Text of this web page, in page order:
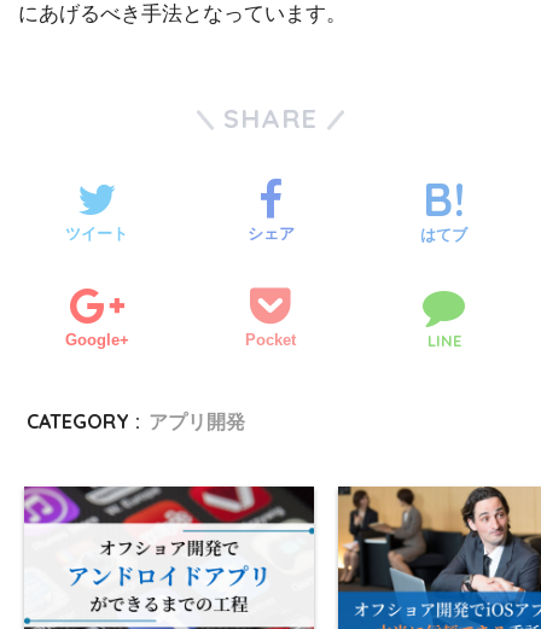
にあげるべき手法となっています。
SHARE
ツイート シェア はてブ
Google+ Pocket LINE
CATEGORY : アプリ開発